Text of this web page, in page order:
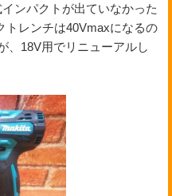
ンパクトが出ていなかった
トレンチは40Vmaxになるの
、18V用でリニューアルし